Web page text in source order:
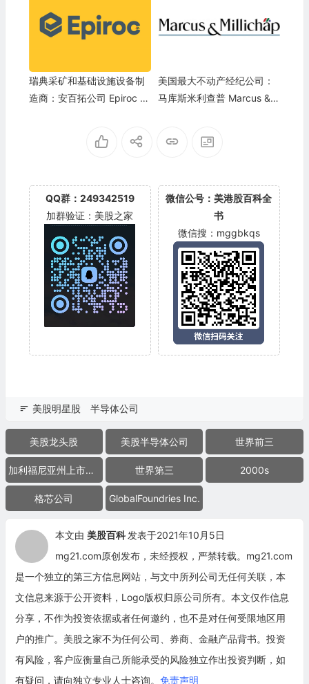
瑞典采矿和基础设施设备制
造商：安百拓公司 Epiroc A
美国最大不动产经纪公司：
马库斯米利查普 Marcus &
QQ群：249342519
加群验证：美股之家
微信公号：美港股百科全
书
微信搜：mggbkqs
美股明星股 半导体公司
美股龙头股 美股半导体公司 世界前三
加利福尼亚州上市公司 世界第三 2000s
格芯公司 GlobalFoundries Inc.
本文由 美股百科 发表于2021年10月5日
mg21.com原创发布，未经授权，严禁转载。mg21.com
是一个独立的第三方信息网站，与文中所列公司无任何关联，本
文信息来源于公开资料，Logo版权归原公司所有。本文仅作信息
分享，不作为投资依据或者任何邀约，也不是对任何受限地区用
户的推广。美股之家不为任何公司、券商、金融产品背书。投资
有风险，客户应衡量自己所能承受的风险独立作出投资判断，如
有疑问，请向独立专业人士咨询。 免责声明